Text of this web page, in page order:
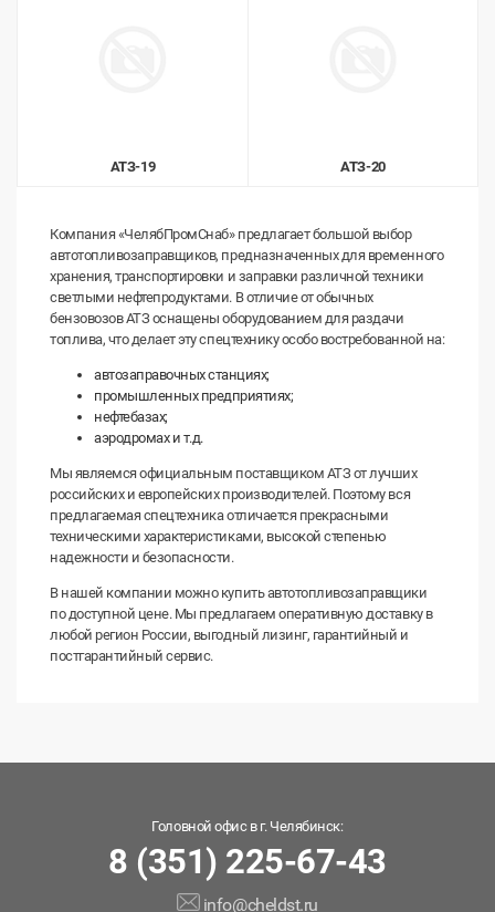
АТЗ-19 АТЗ-20
Компания «ЧелябПромСнаб» предлагает большой выбор
автотопливозаправщиков, предназначенных для временного
хранения, транспортировки и заправки различной техники
светлыми нефтепродуктами. В отличие от обычных
бензовозов АТЗ оснащены оборудованием для раздачи
топлива, что делает эту спецтехнику особо востребованной на:
автозаправочных станциях;
промышленных предприятиях;
нефтебазах;
аэродромах и т.д.
Мы являемся официальным поставщиком АТЗ от лучших
российских и европейских производителей. Поэтому вся
предлагаемая спецтехника отличается прекрасными
техническими характеристиками, высокой степенью
надежности и безопасности.
В нашей компании можно купить автотопливозаправщики
по доступной цене. Мы предлагаем оперативную доставку в
любой регион России, выгодный лизинг, гарантийный и
постгарантийный сервис.
Головной офис в г. Челябинск:
8 (351) 225-67-43
info@cheldst.ru